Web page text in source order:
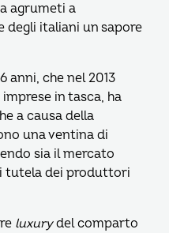
agrumeti a
degli italiani un sapore
anni, che nel 2013
in tasca, ha
a causa della
una ventina di
sia il mercato
tutela dei produttori
luxurydel comparto